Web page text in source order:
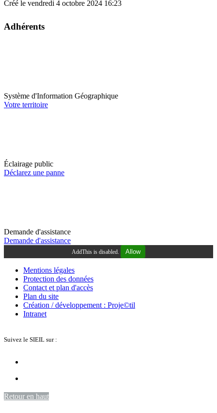
Créé le vendredi 4 octobre 2024 16:23
Adhérents
Système d'Information Géographique
Votre territoire
Éclairage public
Déclarez une panne
Demande d'assistance
Demande d'assistance
AddThis is disabled. Allow
Mentions légales
Protection des données
Contact et plan d'accès
Plan du site
Création / développement : Proje©til
Intranet
Suivez le SIEIL sur :
Retour en haut